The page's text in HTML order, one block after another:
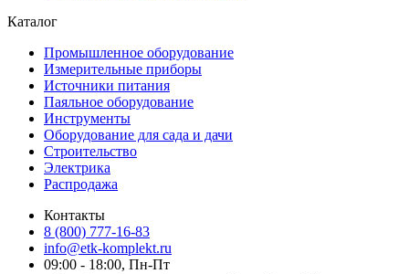
Каталог
Промышленное оборудование
Измерительные приборы
Источники питания
Паяльное оборудование
Инструменты
Оборудование для сада и дачи
Строительство
Электрика
Распродажа
Контакты
8 (800) 777-16-83
info@etk-komplekt.ru
09:00 - 18:00, Пн-Пт